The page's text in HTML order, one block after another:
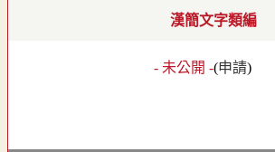
漢簡文字類編
- 未公開 -(申請)